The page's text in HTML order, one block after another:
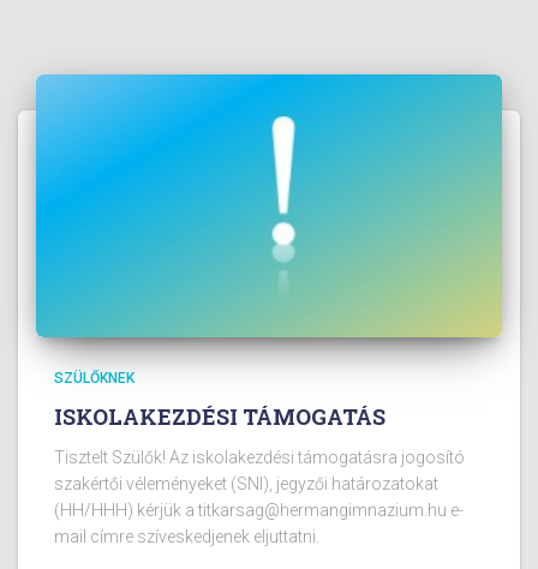
SZÜLŐKNEK
ISKOLAKEZDÉSI TÁMOGATÁS
Tisztelt Szülők! Az iskolakezdési támogatásra jogosító
szakértői véleményeket (SNI), jegyzői határozatokat
(HH/HHH) kérjük a titkarsag@hermangimnazium.hu e-
mail címre szíveskedjenek eljuttatni.